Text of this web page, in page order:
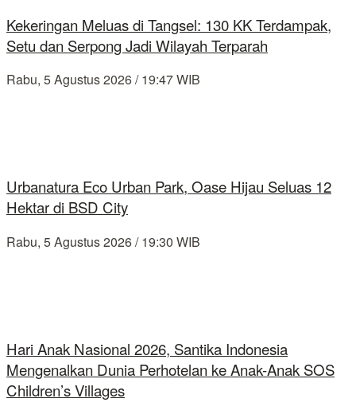
Kekeringan Meluas di Tangsel: 130 KK Terdampak,
Setu dan Serpong Jadi Wilayah Terparah
Rabu, 5 Agustus 2026 / 19:47 WIB
Urbanatura Eco Urban Park, Oase Hijau Seluas 12
Hektar di BSD City
Rabu, 5 Agustus 2026 / 19:30 WIB
Hari Anak Nasional 2026, Santika Indonesia
Mengenalkan Dunia Perhotelan ke Anak-Anak SOS
Children’s Villages